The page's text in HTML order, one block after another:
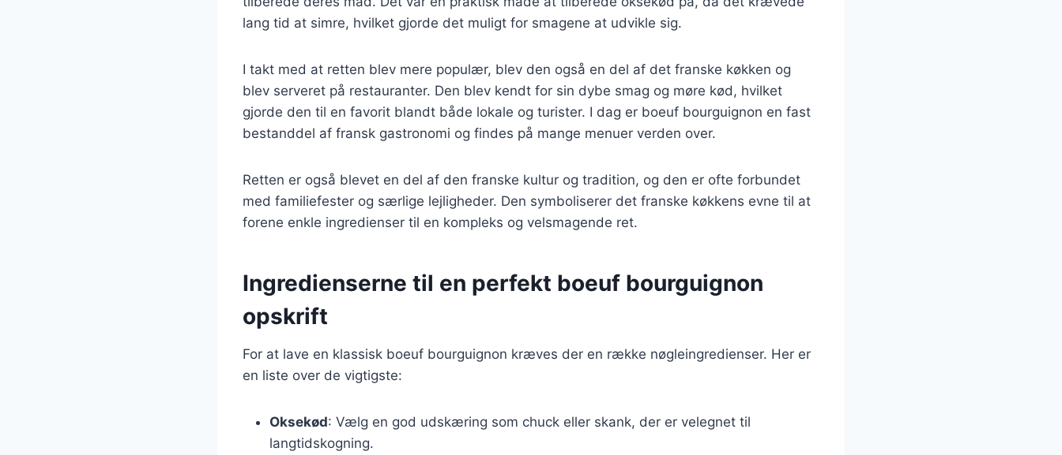
lang tid at simre, hvilket gjorde det muligt for smagene at udvikle sig.
I takt med at retten blev mere populær, blev den også en del af det franske køkken og
blev serveret på restauranter. Den blev kendt for sin dybe smag og møre kød, hvilket
gjorde den til en favorit blandt både lokale og turister. I dag er boeuf bourguignon en fast
bestanddel af fransk gastronomi og findes på mange menuer verden over.
Retten er også blevet en del af den franske kultur og tradition, og den er ofte forbundet
med familiefester og særlige lejligheder. Den symboliserer det franske køkkens evne til at
forene enkle ingredienser til en kompleks og velsmagende ret.
Ingredienserne til en perfekt boeuf bourguignon
opskrift
For at lave en klassisk boeuf bourguignon kræves der en række nøgleingredienser. Her er
en liste over de vigtigste:
Oksekød: Vælg en god udskæring som chuck eller skank, der er velegnet til
langtidskogning.